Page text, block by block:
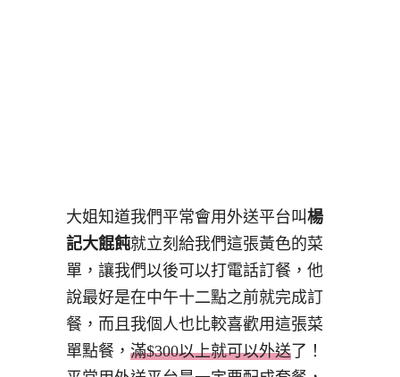
大姐知道我們平常會用外送平台叫楊
記大餛飩就立刻給我們這張黃色的菜
單，讓我們以後可以打電話訂餐，他
說最好是在中午十二點之前就完成訂
餐，而且我個人也比較喜歡用這張菜
單點餐， 滿$300以上就可以外送了！